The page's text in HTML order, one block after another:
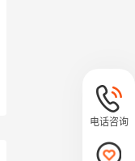
电话咨询